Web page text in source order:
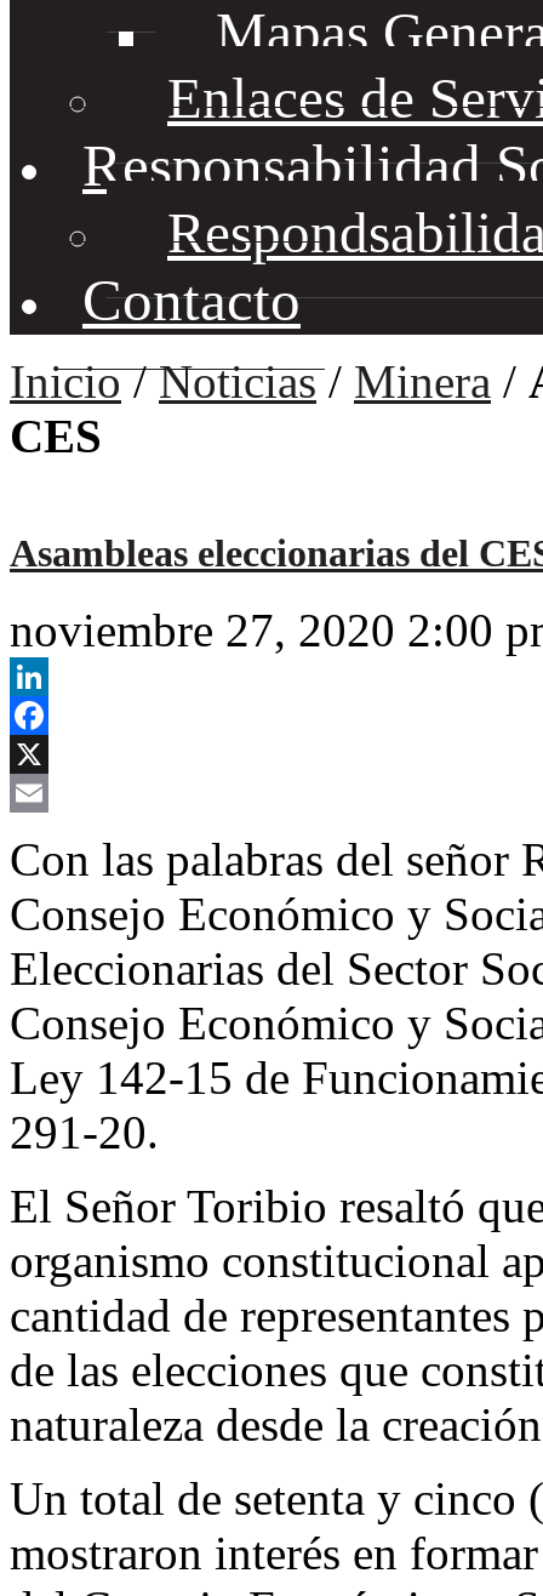
Mapas
Enlaces de
Responsabilidad
Contacto
Inicio/Noticias/ Minera /
CES
Asambleas eleccionarias del
noviembre 27, 2020 2:00
LinkedIn
Facebook
X
Con las palabras del señor
Consejo Económico y
Eleccionarias del Sector
Consejo Económico y
Ley 142-15 de
291-20.
El Señor Toribio resaltó
organismo constitucional
cantidad de representantes
de las elecciones que
naturaleza desde la
Un total de setenta y cinco
mostraron interés en